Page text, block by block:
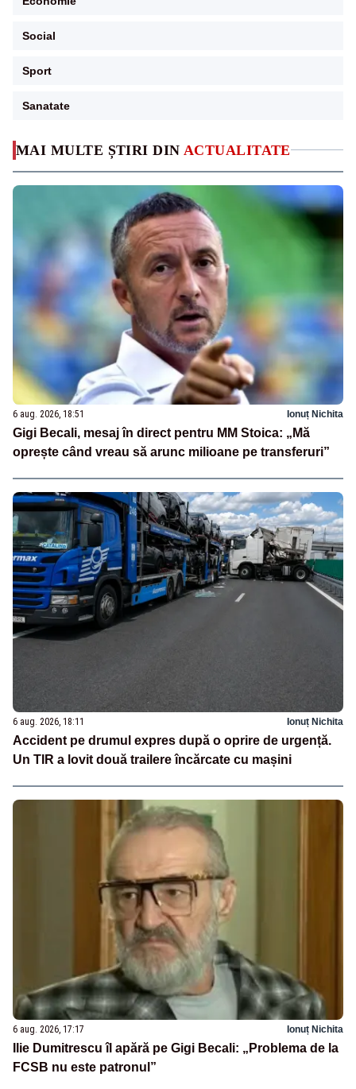
MAI MULTE ȘTIRI DIN ACTUALITATE
6 aug. 2026, 18:51 Ionuț Nichita
Gigi Becali, mesaj în direct pentru MM Stoica: „Mă
oprește când vreau să arunc milioane pe transferuri”
6 aug. 2026, 18:11 Ionuț Nichita
Accident pe drumul expres după o oprire de urgență.
Un TIR a lovit două trailere încărcate cu mașini
6 aug. 2026, 17:17 Ionuț Nichita
Ilie Dumitrescu îl apără pe Gigi Becali: „Problema de la
FCSB nu este patronul”
Social
Sport
Sanatate